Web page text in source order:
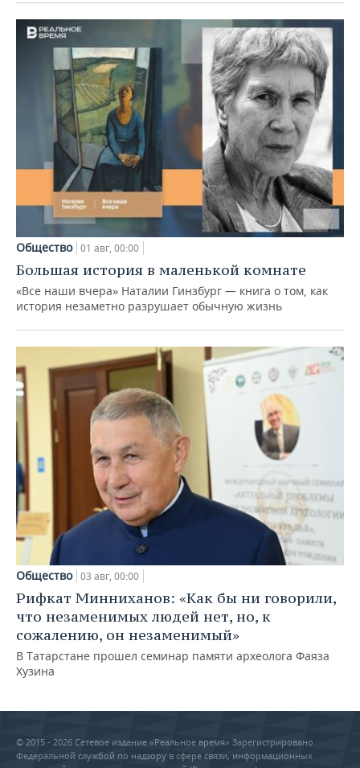
Общество 01 авг, 00:00
Большая история в маленькой комнате
«Все наши вчера» Наталии Гинзбург — книга о том, как
история незаметно разрушает обычную жизнь
Общество 03 авг, 00:00
Рифкат Минниханов: «Как бы ни говорили,
что незаменимых людей нет, но, к
сожалению, он незаменимый»
В Татарстане прошел семинар памяти археолога Фаяза
Хузина
© 2015 - 2026 Сетевое издание «Реальное время» Зарегистрировано
Федеральной службой по надзору в сфере связи, информационных